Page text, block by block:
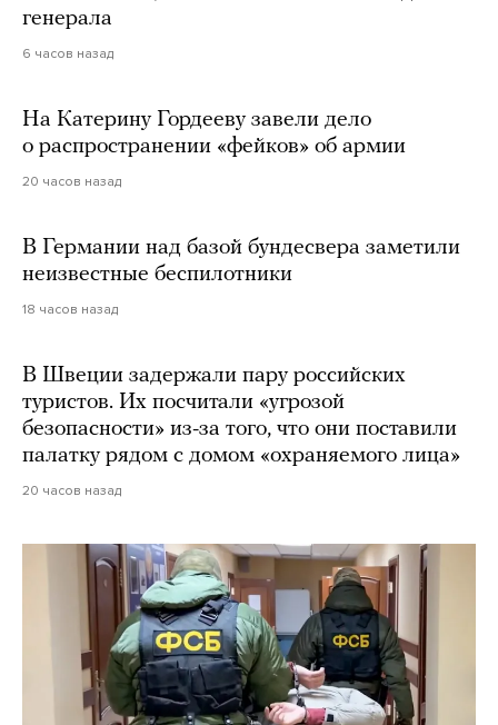
генерала
6 часов назад
На Катерину Гордееву завели дело
о распространении «фейков» об армии
20 часов назад
В Германии над базой бундесвера заметили
неизвестные беспилотники
18 часов назад
В Швеции задержали пару российских
туристов. Их посчитали «угрозой
безопасности» из-за того, что они поставили
палатку рядом с домом «охраняемого лица»
20 часов назад